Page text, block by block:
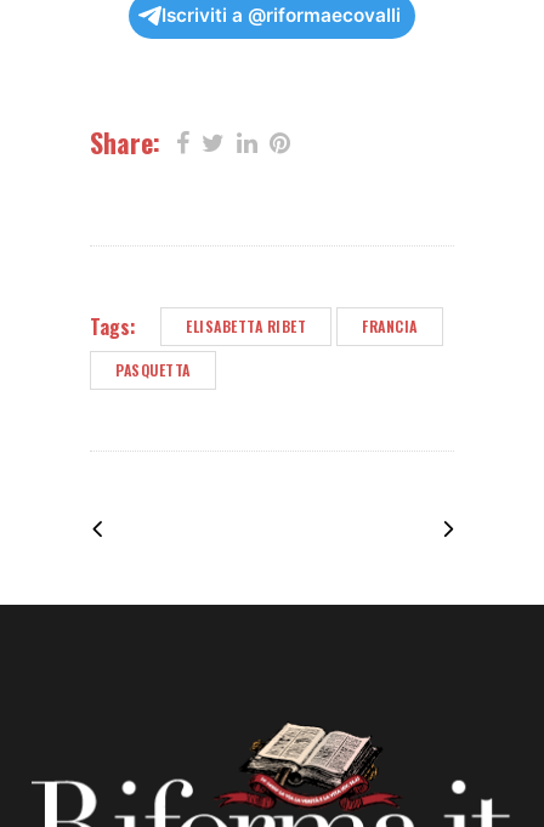
Iscriviti a @riformaecovalli
Share:
Tags: ELISABETTA RIBET FRANCIA
PASQUETTA